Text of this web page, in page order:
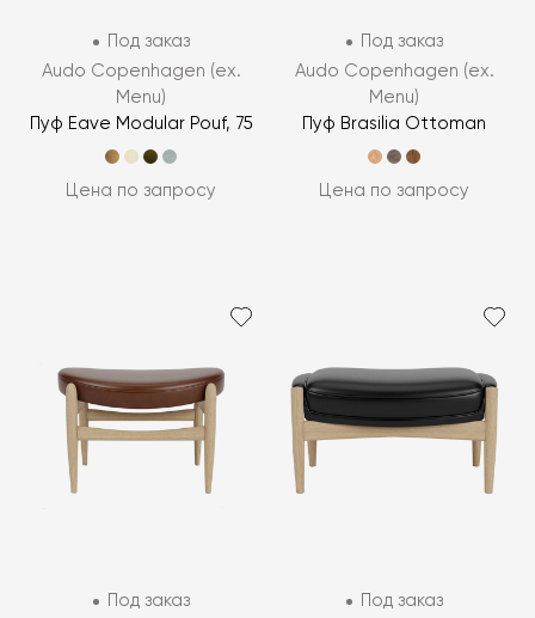
Под заказ
Audo Copenhagen (ex.
Menu)
Пуф Eave Modular Pouf, 75
Цена по запросу
Под заказ
Audo Copenhagen (ex.
Menu)
Пуф Brasilia Ottoman
Цена по запросу
Под заказ
Под заказ